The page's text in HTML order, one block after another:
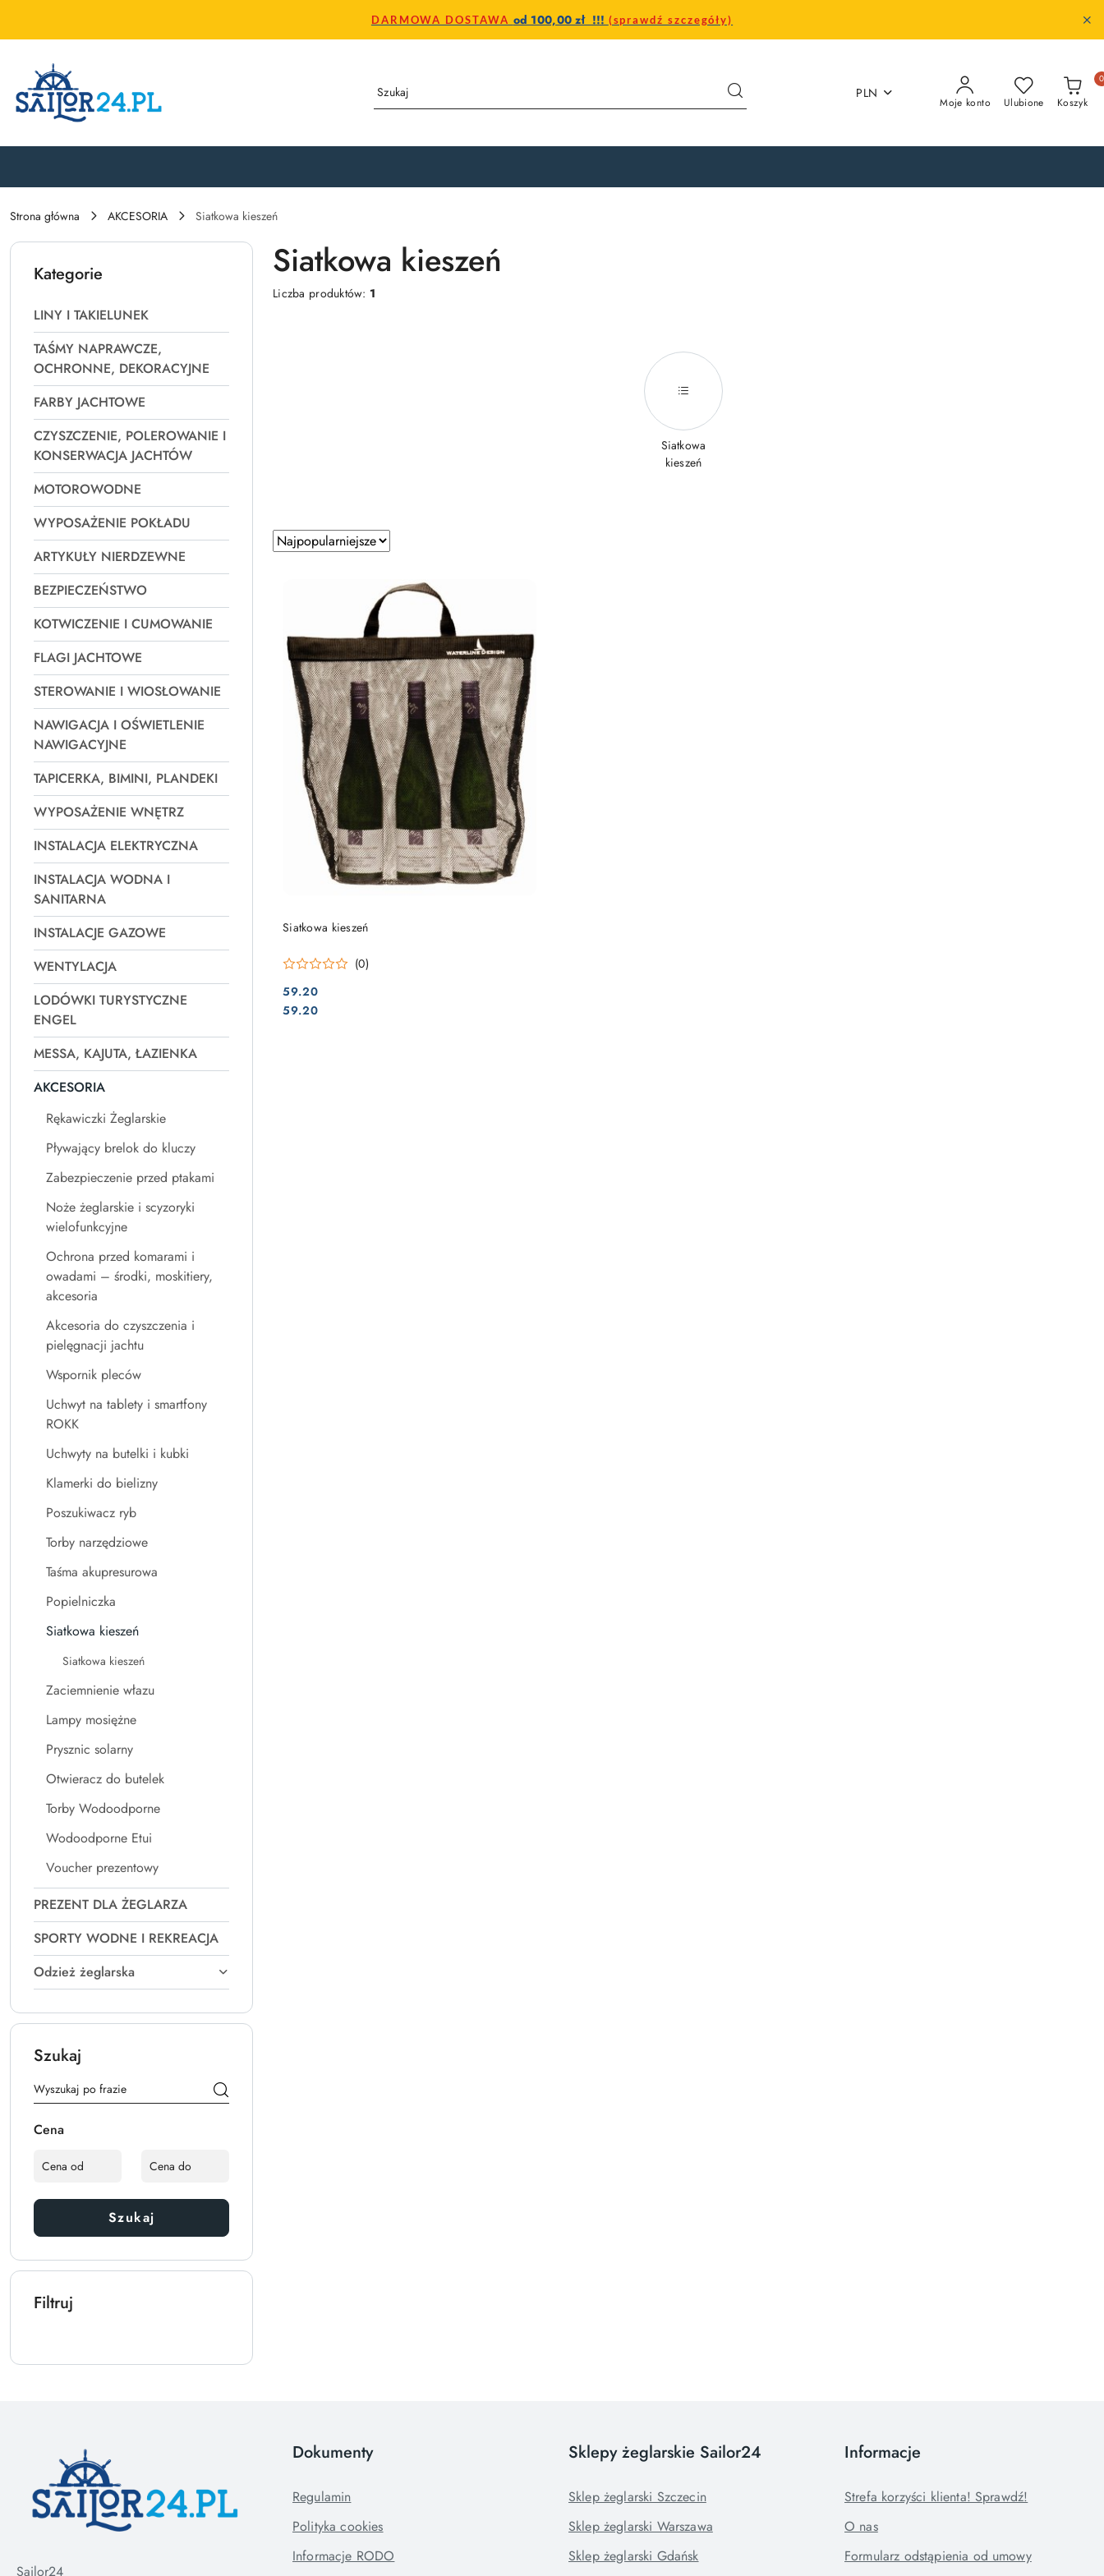
DARMOWA DOSTAWA od 100,00 zł !!! (sprawdź szczegóły)
PLN
Moje konto Ulubione Koszyk
0
Strona główna AKCESORIA Siatkowa kieszeń
Kategorie
LINY I TAKIELUNEK
TAŚMY NAPRAWCZE,
OCHRONNE, DEKORACYJNE
FARBY JACHTOWE
CZYSZCZENIE, POLEROWANIE I
KONSERWACJA JACHTÓW
MOTOROWODNE
WYPOSAŻENIE POKŁADU
ARTYKUŁY NIERDZEWNE
BEZPIECZEŃSTWO
KOTWICZENIE I CUMOWANIE
FLAGI JACHTOWE
STEROWANIE I WIOSŁOWANIE
NAWIGACJA I OŚWIETLENIE
NAWIGACYJNE
TAPICERKA, BIMINI, PLANDEKI
WYPOSAŻENIE WNĘTRZ
INSTALACJA ELEKTRYCZNA
INSTALACJA WODNA I
SANITARNA
INSTALACJE GAZOWE
WENTYLACJA
LODÓWKI TURYSTYCZNE
ENGEL
MESSA, KAJUTA, ŁAZIENKA
AKCESORIA
Rękawiczki Żeglarskie
Pływający brelok do kluczy
Zabezpieczenie przed ptakami
Noże żeglarskie i scyzoryki
wielofunkcyjne
Ochrona przed komarami i
owadami – środki, moskitiery,
akcesoria
Akcesoria do czyszczenia i
pielęgnacji jachtu
Wspornik pleców
Uchwyt na tablety i smartfony
ROKK
Uchwyty na butelki i kubki
Klamerki do bielizny
Poszukiwacz ryb
Torby narzędziowe
Taśma akupresurowa
Popielniczka
Siatkowa kieszeń
Siatkowa kieszeń
Zaciemnienie włazu
Lampy mosiężne
Prysznic solarny
Otwieracz do butelek
Torby Wodoodporne
Wodoodporne Etui
Voucher prezentowy
PREZENT DLA ŻEGLARZA
SPORTY WODNE I REKREACJA
Odzież żeglarska
Szukaj
Cena
Szukaj
Filtruj
Siatkowa kieszeń
Liczba produktów: 1
Siatkowa
kieszeń
Zastosowano
sortowanie:
Sortuj
według
Siatkowa kieszeń
(0)
Cena:
59.20
Cena:
59.20
Sailor24
Dokumenty
Regulamin
Polityka cookies
Informacje RODO
Sklepy żeglarskie Sailor24
Sklep żeglarski Szczecin
Sklep żeglarski Warszawa
Sklep żeglarski Gdańsk
Informacje
Strefa korzyści klienta! Sprawdź!
O nas
Formularz odstąpienia od umowy